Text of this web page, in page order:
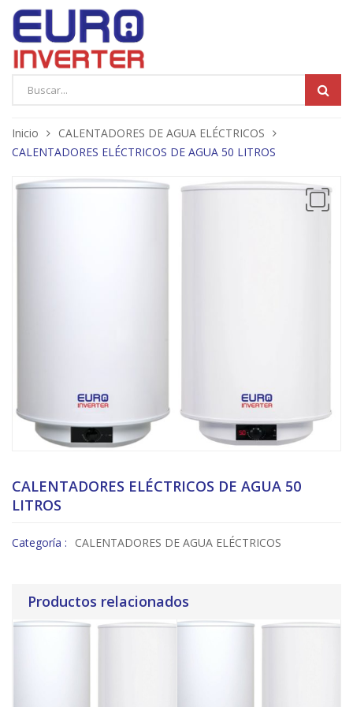
Products
Inicio
CALENTADORES DE AGUA ELÉCTRICOS
CALENTADORES ELÉCTRICOS DE AGUA 50 LITROS
CALENTADORES ELÉCTRICOS DE AGUA 50
LITROS
Categoría : CALENTADORES DE AGUA ELÉCTRICOS
Productos relacionados